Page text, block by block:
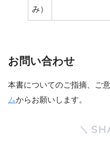
み）
お問い合わせ
本書についてのご指摘、ご
ムからお願いします。